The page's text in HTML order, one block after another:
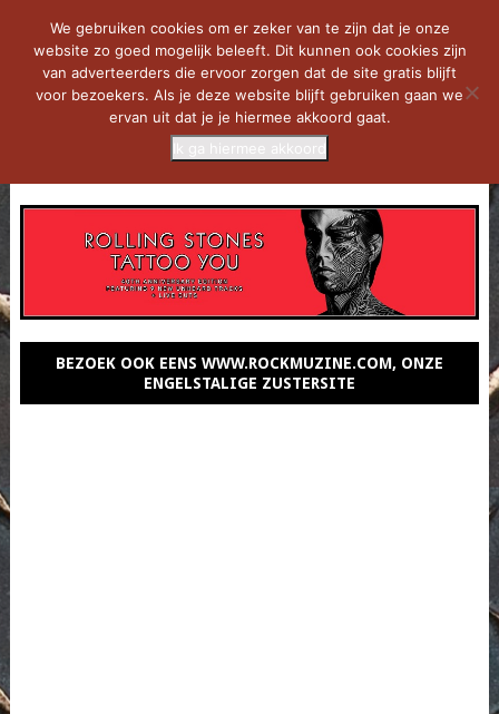
BEZOEK OOK EENS WWW.ROCKMUZINE.COM, ONZE
ENGELSTALIGE ZUSTERSITE
We gebruiken cookies om er zeker van te zijn dat je onze
website zo goed mogelijk beleeft. Dit kunnen ook cookies zijn
van adverteerders die ervoor zorgen dat de site gratis blijft
voor bezoekers. Als je deze website blijft gebruiken gaan we
ervan uit dat je je hiermee akkoord gaat.
Ik ga hiermee akkoord